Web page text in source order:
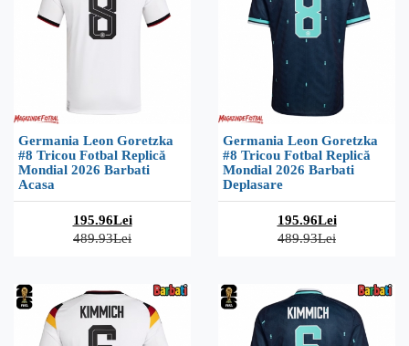
Germania Leon Goretzka
#8 Tricou Fotbal Replică
Mondial 2026 Barbati
Acasa
195.96Lei
489.93Lei
Germania Leon Goretzka
#8 Tricou Fotbal Replică
Mondial 2026 Barbati
Deplasare
195.96Lei
489.93Lei